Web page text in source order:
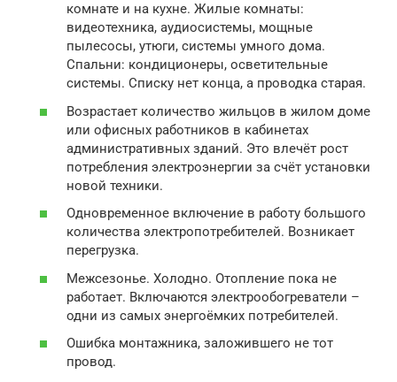
комнате и на кухне. Жилые комнаты:
видеотехника, аудиосистемы, мощные
пылесосы, утюги, системы умного дома.
Спальни: кондиционеры, осветительные
системы. Списку нет конца, а проводка старая.
Возрастает количество жильцов в жилом доме
или офисных работников в кабинетах
административных зданий. Это влечёт рост
потребления электроэнергии за счёт установки
новой техники.
Одновременное включение в работу большого
количества электропотребителей. Возникает
перегрузка.
Межсезонье. Холодно. Отопление пока не
работает. Включаются электрообогреватели –
одни из самых энергоёмких потребителей.
Ошибка монтажника, заложившего не тот
провод.